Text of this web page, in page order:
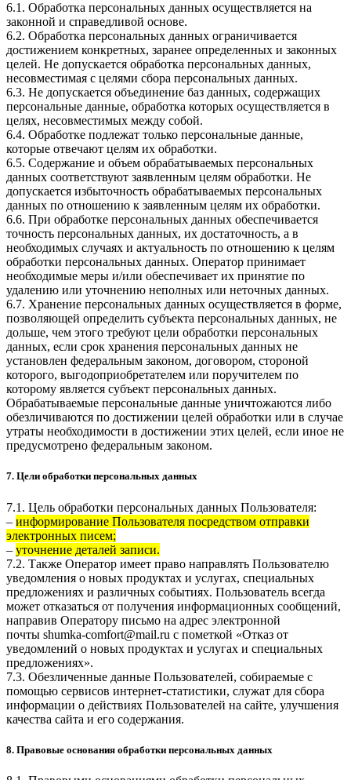
6.1. Обработка персональных данных осуществляется на
законной и справедливой основе.
6.2. Обработка персональных данных ограничивается
достижением конкретных, заранее определенных и законных
целей. Не допускается обработка персональных данных,
несовместимая с целями сбора персональных данных.
6.3. Не допускается объединение баз данных, содержащих
персональные данные, обработка которых осуществляется в
целях, несовместимых между собой.
6.4. Обработке подлежат только персональные данные,
которые отвечают целям их обработки.
6.5. Содержание и объем обрабатываемых персональных
данных соответствуют заявленным целям обработки. Не
допускается избыточность обрабатываемых персональных
данных по отношению к заявленным целям их обработки.
6.6. При обработке персональных данных обеспечивается
точность персональных данных, их достаточность, а в
необходимых случаях и актуальность по отношению к целям
обработки персональных данных. Оператор принимает
необходимые меры и/или обеспечивает их принятие по
удалению или уточнению неполных или неточных данных.
6.7. Хранение персональных данных осуществляется в форме,
позволяющей определить субъекта персональных данных, не
дольше, чем этого требуют цели обработки персональных
данных, если срок хранения персональных данных не
установлен федеральным законом, договором, стороной
которого, выгодоприобретателем или поручителем по
которому является субъект персональных данных.
Обрабатываемые персональные данные уничтожаются либо
обезличиваются по достижении целей обработки или в случае
утраты необходимости в достижении этих целей, если иное не
предусмотрено федеральным законом.
7. Цели обработки персональных данных
7.1. Цель обработки персональных данных Пользователя:
– информирование Пользователя посредством отправки
электронных писем;
– уточнение деталей записи.
7.2. Также Оператор имеет право направлять Пользователю
уведомления о новых продуктах и услугах, специальных
предложениях и различных событиях. Пользователь всегда
может отказаться от получения информационных сообщений,
направив Оператору письмо на адрес электронной
почты shumka-comfort@mail.ru с пометкой «Отказ от
уведомлений о новых продуктах и услугах и специальных
предложениях».
7.3. Обезличенные данные Пользователей, собираемые с
помощью сервисов интернет-статистики, служат для сбора
информации о действиях Пользователей на сайте, улучшения
качества сайта и его содержания.
8. Правовые основания обработки персональных данных